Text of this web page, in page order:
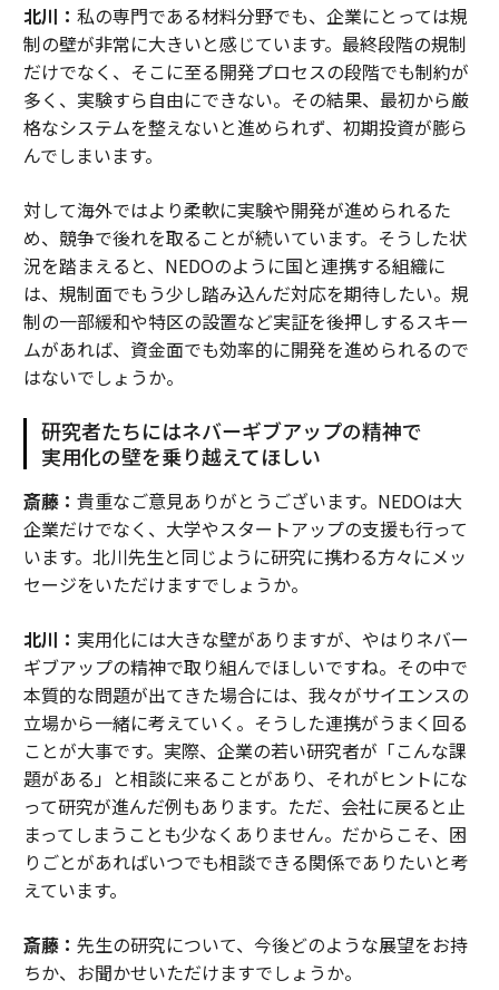
北川： 私の専門である材料分野でも、企業にとっては規
制の壁が非常に大きいと感じています。最終段階の規制
だけでなく、そこに至る開発プロセスの段階でも制約が
多く、実験すら自由にできない。その結果、最初から厳
格なシステムを整えないと進められず、初期投資が膨ら
んでしまいます。
対して海外ではより柔軟に実験や開発が進められるた
め、競争で後れを取ることが続いています。そうした状
況を踏まえると、NEDOのように国と連携する組織に
は、規制面でもう少し踏み込んだ対応を期待したい。規
制の一部緩和や特区の設置など実証を後押しするスキー
ムがあれば、資金面でも効率的に開発を進められるので
はないでしょうか。
研究者たちにはネバーギブアップの精神で
実用化の壁を乗り越えてほしい
斎藤： 貴重なご意見ありがとうございます。NEDOは大
企業だけでなく、大学やスタートアップの支援も行って
います。北川先生と同じように研究に携わる方々にメッ
セージをいただけますでしょうか。
北川： 実用化には大きな壁がありますが、やはりネバー
ギブアップの精神で取り組んでほしいですね。その中で
本質的な問題が出てきた場合には、我々がサイエンスの
立場から一緒に考えていく。そうした連携がうまく回る
ことが大事です。実際、企業の若い研究者が「こんな課
題がある」と相談に来ることがあり、それがヒントにな
って研究が進んだ例もあります。ただ、会社に戻ると止
まってしまうことも少なくありません。だからこそ、困
りごとがあればいつでも相談できる関係でありたいと考
えています。
斎藤： 先生の研究について、今後どのような展望をお持
ちか、お聞かせいただけますでしょうか。